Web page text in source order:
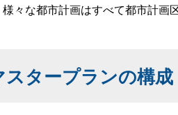
々な都市計画はすべて都市計画
スタープランの構成